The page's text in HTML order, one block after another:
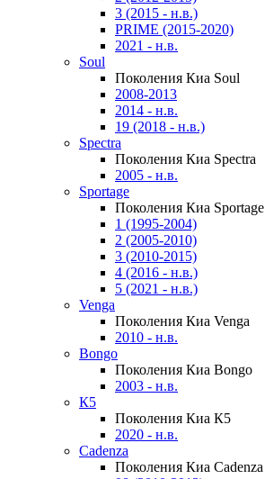
3 (2015 - н.в.)
PRIME (2015-2020)
2021 - н.в.
Soul
Поколения Киа Soul
2008-2013
2014 - н.в.
19 (2018 - н.в.)
Spectra
Поколения Киа Spectra
2005 - н.в.
Sportage
Поколения Киа Sportage
1 (1995-2004)
2 (2005-2010)
3 (2010-2015)
4 (2016 - н.в.)
5 (2021 - н.в.)
Venga
Поколения Киа Venga
2010 - н.в.
Bongo
Поколения Киа Bongo
2003 - н.в.
К5
Поколения Киа К5
2020 - н.в.
Cadenza
Поколения Киа Cadenza